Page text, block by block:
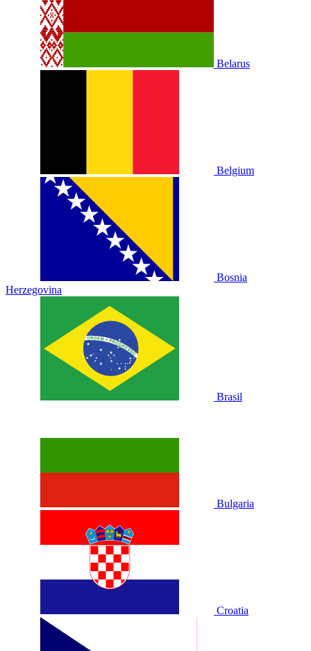
Belarus
Belgium
Bosnia
Herzegovina
Brasil
Bulgaria
Croatia